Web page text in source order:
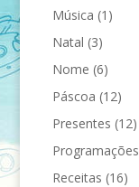
Música (1)
Natal (3)
Nome (6)
Páscoa (12)
Presentes (12)
Programações
Receitas (16)